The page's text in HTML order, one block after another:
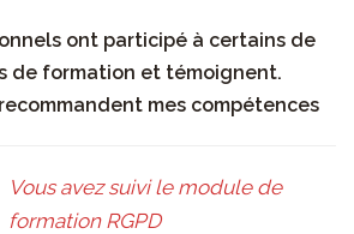
ont participé à certains de
de formation et témoignent.
mes compétences
Vous avez suivi le module de
formation RGPD